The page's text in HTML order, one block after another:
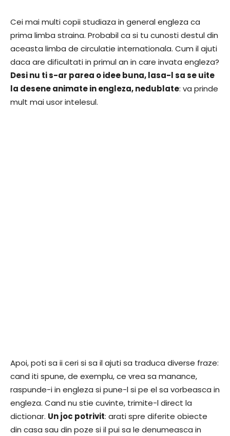
Cei mai multi copii studiaza in general engleza ca
prima limba straina. Probabil ca si tu cunosti destul din
aceasta limba de circulatie internationala. Cum il ajuti
daca are dificultati in primul an in care invata engleza?
Desi nu ti s-ar parea o idee buna, lasa-l sa se uite
la desene animate in engleza, nedublate: va prinde
mult mai usor intelesul.
Apoi, poti sa ii ceri si sa il ajuti sa traduca diverse fraze:
cand iti spune, de exemplu, ce vrea sa manance,
raspunde-i in engleza si pune-l si pe el sa vorbeasca in
engleza. Cand nu stie cuvinte, trimite-l direct la
dictionar. Un joc potrivit: arati spre diferite obiecte
din casa sau din poze si il pui sa le denumeasca in